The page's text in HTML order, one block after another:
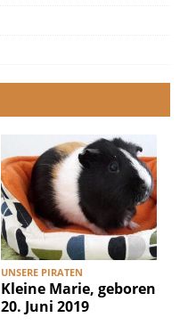
UNSERE PIRATEN
Kleine Marie, geboren
20. Juni 2019